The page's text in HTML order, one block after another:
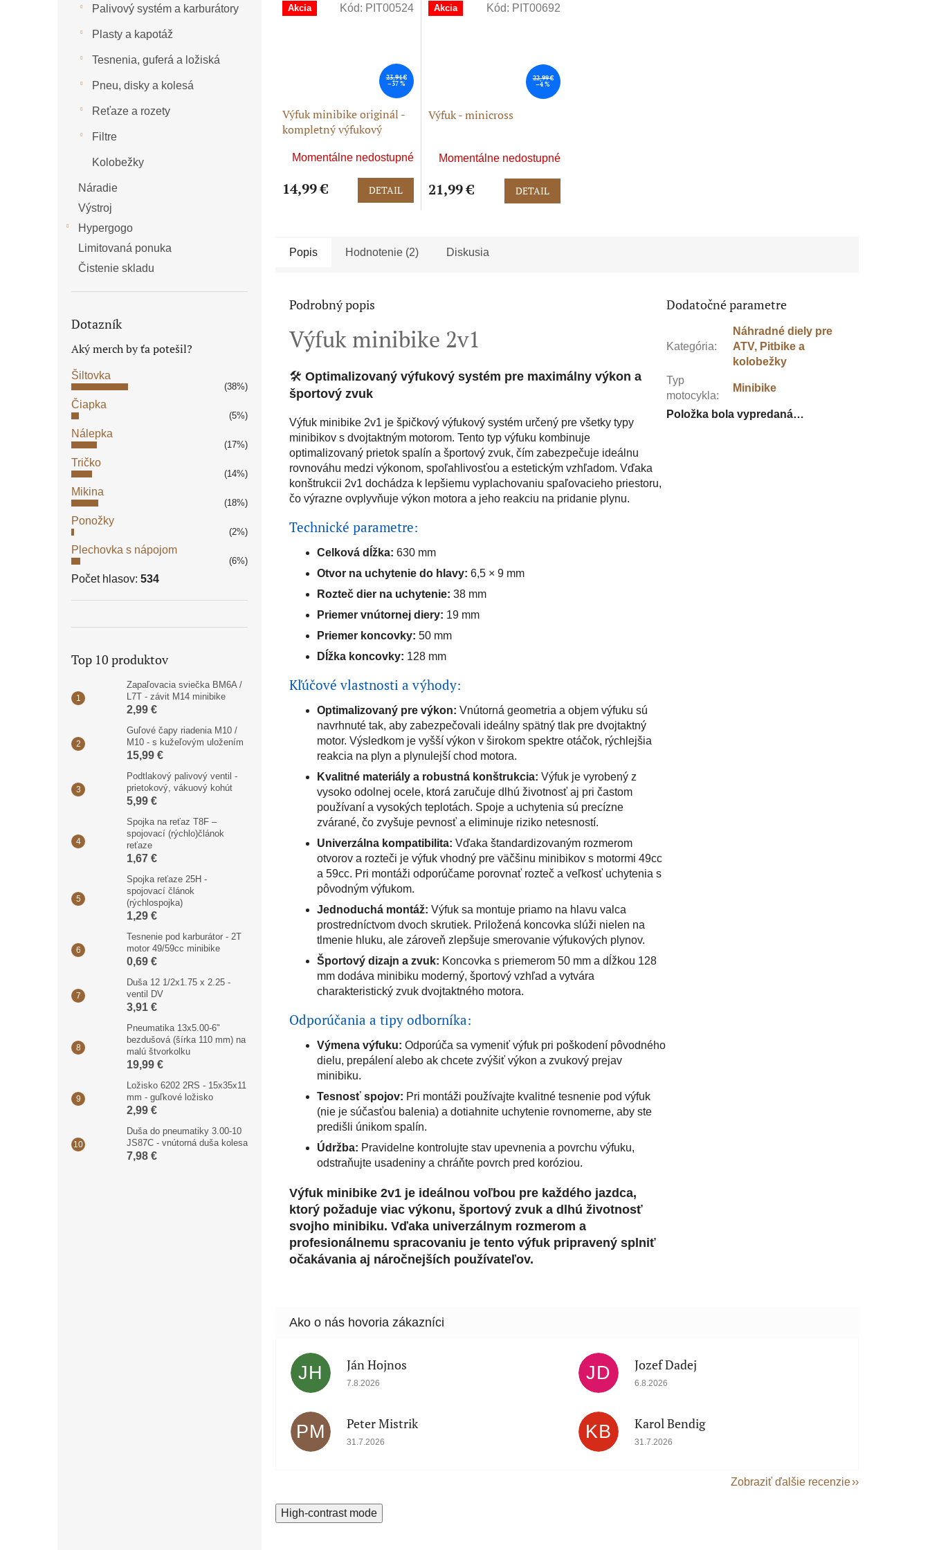
Palivový systém a karburátory
Plasty a kapotáž
Tesnenia, guferá a ložiská
Pneu, disky a kolesá
Reťaze a rozety
Filtre
Kolobežky
Náradie
Výstroj
Hypergogo
Limitovaná ponuka
Čistenie skladu
Dotazník
Aký merch by ťa potešil?
Šiltovka
(38%)
Čiapka
(5%)
Nálepka
(17%)
Tričko
(14%)
Mikina
(18%)
Ponožky
(2%)
Plechovka s nápojom
(6%)
Počet hlasov: 534
Top 10 produktov
Zapaľovacia sviečka BM6A /
L7T - závit M14 minibike
2,99 €
Guľové čapy riadenia M10 /
M10 - s kužeľovým uložením
15,99 €
Podtlakový palivový ventil -
prietokový, vákuový kohút
5,99 €
Spojka na reťaz T8F –
spojovací (rýchlo)článok
reťaze
1,67 €
Spojka reťaze 25H -
spojovací článok
(rýchlospojka)
1,29 €
Tesnenie pod karburátor - 2T
motor 49/59cc minibike
0,69 €
Duša 12 1/2x1.75 x 2.25 -
ventil DV
3,91 €
Pneumatika 13x5.00-6"
bezdušová (šírka 110 mm) na
malú štvorkolku
19,99 €
Ložisko 6202 2RS - 15x35x11
mm - guľkové ložisko
2,99 €
Duša do pneumatiky 3.00-10
JS87C - vnútorná duša kolesa
7,98 €
Akcia
23,94 €
–37 %
Výfuk minibike originál -
kompletný výfukový
Momentálne nedostupné
14,99 € DETAIL
Kód: PIT00524 Akcia
22,99 €
–4 %
Výfuk - minicross
Momentálne nedostupné
21,99 € DETAIL
Kód: PIT00692
Popis Hodnotenie (2) Diskusia
Podrobný popis
Výfuk minibike 2v1
🛠️ Optimalizovaný výfukový systém pre maximálny výkon a
športový zvuk
Výfuk minibike 2v1 je špičkový výfukový systém určený pre všetky typy
minibikov s dvojtaktným motorom. Tento typ výfuku kombinuje
optimalizovaný prietok spalín a športový zvuk, čím zabezpečuje ideálnu
rovnováhu medzi výkonom, spoľahlivosťou a estetickým vzhľadom. Vďaka
konštrukcii 2v1 dochádza k lepšiemu vyplachovaniu spaľovacieho priestoru,
čo výrazne ovplyvňuje výkon motora a jeho reakciu na pridanie plynu.
Technické parametre:
Celková dĺžka: 630 mm
Otvor na uchytenie do hlavy: 6,5 × 9 mm
Rozteč dier na uchytenie: 38 mm
Priemer vnútornej diery: 19 mm
Priemer koncovky: 50 mm
Dĺžka koncovky: 128 mm
Kľúčové vlastnosti a výhody:
Optimalizovaný pre výkon: Vnútorná geometria a objem výfuku sú
navrhnuté tak, aby zabezpečovali ideálny spätný tlak pre dvojtaktný
motor. Výsledkom je vyšší výkon v širokom spektre otáčok, rýchlejšia
reakcia na plyn a plynulejší chod motora.
Kvalitné materiály a robustná konštrukcia: Výfuk je vyrobený z
vysoko odolnej ocele, ktorá zaručuje dlhú životnosť aj pri častom
používaní a vysokých teplotách. Spoje a uchytenia sú precízne
zvárané, čo zvyšuje pevnosť a eliminuje riziko netesností.
Univerzálna kompatibilita: Vďaka štandardizovaným rozmerom
otvorov a rozteči je výfuk vhodný pre väčšinu minibikov s motormi 49cc
a 59cc. Pri montáži odporúčame porovnať rozteč a veľkosť uchytenia s
pôvodným výfukom.
Jednoduchá montáž: Výfuk sa montuje priamo na hlavu valca
prostredníctvom dvoch skrutiek. Priložená koncovka slúži nielen na
tlmenie hluku, ale zároveň zlepšuje smerovanie výfukových plynov.
Športový dizajn a zvuk: Koncovka s priemerom 50 mm a dĺžkou 128
mm dodáva minibiku moderný, športový vzhľad a vytvára
charakteristický zvuk dvojtaktného motora.
Odporúčania a tipy odborníka:
Výmena výfuku: Odporúča sa vymeniť výfuk pri poškodení pôvodného
dielu, prepálení alebo ak chcete zvýšiť výkon a zvukový prejav
minibiku.
Tesnosť spojov: Pri montáži používajte kvalitné tesnenie pod výfuk
(nie je súčasťou balenia) a dotiahnite uchytenie rovnomerne, aby ste
predišli únikom spalín.
Údržba: Pravidelne kontrolujte stav upevnenia a povrchu výfuku,
odstraňujte usadeniny a chráňte povrch pred koróziou.
Výfuk minibike 2v1 je ideálnou voľbou pre každého jazdca,
ktorý požaduje viac výkonu, športový zvuk a dlhú životnosť
svojho minibiku. Vďaka univerzálnym rozmerom a
profesionálnemu spracovaniu je tento výfuk pripravený splniť
očakávania aj náročnejších používateľov.
Dodatočné parametre
Kategória:
Náhradné diely pre
ATV, Pitbike a
kolobežky
Typ
motocykla:
Minibike
Položka bola vypredaná…
JH Ján Hojnos
Hodnotenie obchodu je 5 z 5 hviezdičiek.
7.8.2026 JD Jozef Dadej
Hodnotenie obchodu je 5 z 5 hviezdičiek.
6.8.2026
PM Peter Mistrik
Hodnotenie obchodu je 5 z 5 hviezdičiek.
31.7.2026 KB Karol Bendig
Hodnotenie obchodu je 5 z 5 hviezdičiek.
31.7.2026
Zobraziť ďalšie recenzie
High-contrast mode